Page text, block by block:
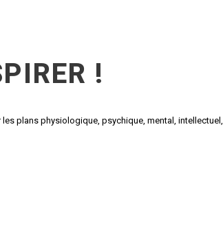
!
les plans physiologique, psychique, mental, intellectuel,